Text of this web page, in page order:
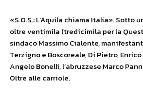
«S.O.S.: L’Aquila chiama Italia». Sotto
oltre ventimila (tredicimila per la
sindaco Massimo Cialente,
Terzigno e Boscoreale, Di Pietro,
Angelo Bonelli, l’abruzzese Marco
Oltre alle carriole.